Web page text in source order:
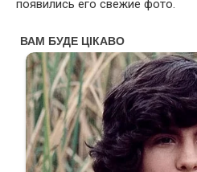
появились его свежие фото.